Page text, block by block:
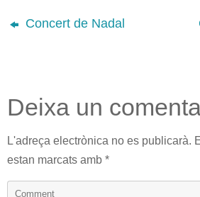
Concert de Nadal
Deixa un
L'adreça electrònica no es publicarà.
estan marcats amb *